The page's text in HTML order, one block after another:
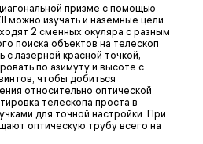
призме с помощью
можно изучать и наземные цели.
2 сменных окуляра с разным
поиска объектов на телескоп
с лазерной красной точкой,
по азимуту и высоте с
чтобы добиться
относительно оптической
телескопа проста в
для точной настройки. При
оптическую трубу всего на